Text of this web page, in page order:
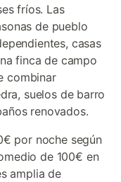
fríos. Las
de pueblo
casas
finca de campo
combinar
suelos de barro
renovados.
por noche según
de 100€ en
amplia de